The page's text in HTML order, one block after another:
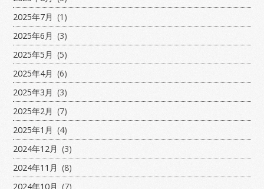
2025年7月 (1)
2025年6月 (3)
2025年5月 (5)
2025年4月 (6)
2025年3月 (3)
2025年2月 (7)
2025年1月 (4)
2024年12月 (3)
2024年11月 (8)
2024年10月 (7)